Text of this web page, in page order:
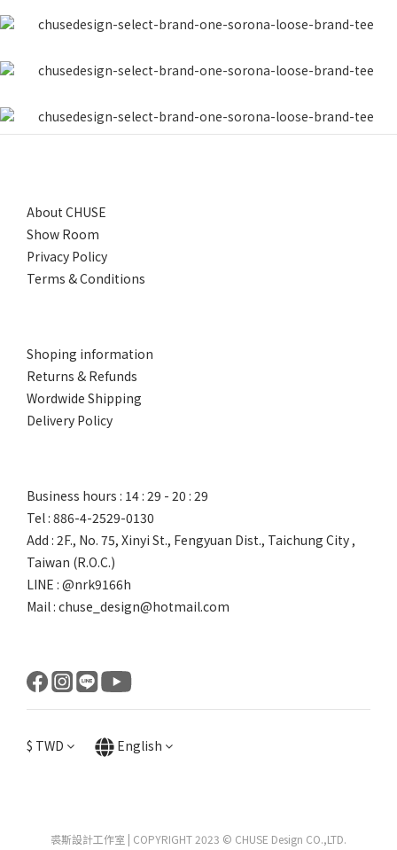
About CHUSE
Show Room
Privacy Policy
Terms & Conditions
Shoping information
Returns & Refunds
Wordwide Shipping
Delivery Policy
Business hours : 14 : 29 - 20 : 29
Tel : 886-4-2529-0130
Add : 2F., No. 75, Xinyi St., Fengyuan Dist., Taichung City ,
Taiwan (R.O.C.)
LINE : @nrk9166h
Mail : chuse_design@hotmail.com
$ TWD English
裘斯設計工作室 | COPYRIGHT 2023 © CHUSE Design CO.,LTD.